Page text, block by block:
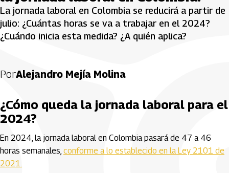
La jornada laboral en Colombia se reducirá a partir de
julio: ¿Cuántas horas se va a trabajar en el 2024?
¿Cuándo inicia esta medida? ¿A quién aplica?
PorAlejandro Mejía Molina
¿Cómo queda la jornada laboral para el
2024?
En 2024, la jornada laboral en Colombia pasará de 47 a 46
horas semanales, conforme a lo establecido en la Ley 2101 de
2021.